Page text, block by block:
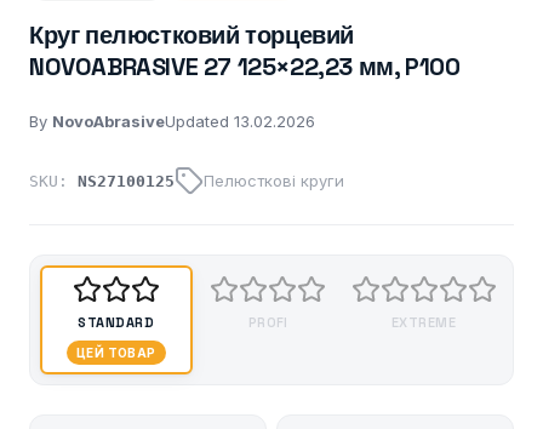
Круг пелюстковий торцевий
NOVOABRASIVE 27 125×22,23 мм, P100
By NovoAbrasiveUpdated 13.02.2026
SKU: NS27100125 Пелюсткові круги
STANDARD
ЦЕЙ ТОВАР
PROFI EXTREME